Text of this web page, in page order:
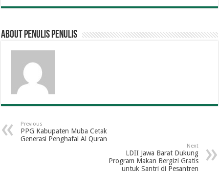
About penulis penulis
Previous
PPG Kabupaten Muba Cetak
Generasi Penghafal Al Quran
Next
LDII Jawa Barat Dukung
Program Makan Bergizi Gratis
untuk Santri di Pesantren